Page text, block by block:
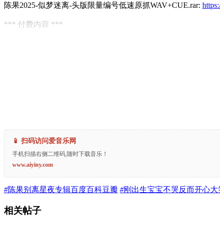
陈果2025-似梦迷离-头版限量编号低速原抓WAV+CUE.rar:
*** 付费内容 ***
📱 扫码访问爱音乐网
手机扫描右侧二维码,随时下载音乐！
www.aiyiny.com
#陈果别离星夜专辑百度百科豆瓣 #刚出生宝宝不哭反而开心大
相关帖子